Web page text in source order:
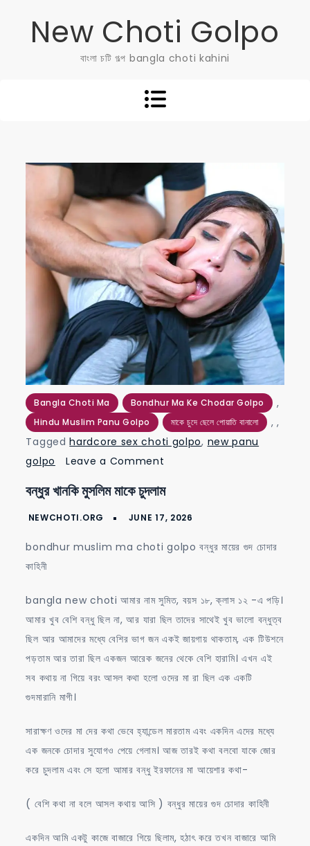
New Choti Golpo
বাংলা চটি গল্প bangla choti kahini
Bangla Choti Ma ,
Bondhur Ma Ke Chodar Golpo
,
Hindu Muslim Panu Golpo ,
মাকে চুদে ছেলে পোয়াতি বানালো
Taggedhardcore sex choti golpo, new panu
golpo
Leave a Comment
খানকি
মুসলিম
চুদলাম
বন্ধুর খানকি মুসলিম মাকে চুদলাম
bondhur muslim ma choti golpo বন্ধুর মায়ের গুদ চোদার
কাহিনী
bangla new choti আমার নাম সুমিত, বয়স ১৮, ক্লাস ১২ -এ পড়ি।
আমার খুব বেশি বন্ধু ছিল না, আর যারা ছিল তাদের সাথেই খুব ভালো বন্ধুত্ব
ছিল আর আমাদের মধ্যে বেশির ভাগ জন একই জায়গায় থাকতাম, এক টিউশনে
পড়তাম আর তারা ছিল একজন আরেক জনের থেকে বেশি হারামি। এখন এই
সব কথায় না গিয়ে বরং আসল কথা হলো ওদের মা রা ছিল এক একটি
গুদমারানি মাগী।
সারাক্ষণ ওদের মা দের কথা ভেবে হ্যান্ডেল মারতাম এবং একদিন এদের মধ্যে
এক জনকে চোদার সুযোগও পেয়ে গেলাম। আজ তারই কথা বলবো যাকে জোর
করে চুদলাম এবং সে হলো আমার বন্ধু ইরফানের মা আয়েশার কথা-
( বেশি কথা না বলে আসল কথায় আসি ) বন্ধুর মায়ের গুদ চোদার কাহিনী
একদিন আমি একটু কাজে বাজারে গিয়ে ছিলাম, হঠাৎ করে তখন বাজারে আমি